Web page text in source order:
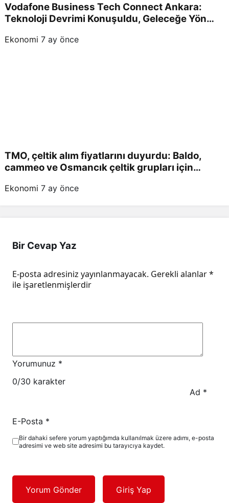
Vodafone Business Tech Connect Ankara:
Teknoloji Devrimi Konuşuldu, Geleceğe Yön
Ekonomi 7 ay önce
TMO, çeltik alım fiyatlarını duyurdu: Baldo,
cammeo ve Osmancık çeltik grupları için
Ekonomi 7 ay önce
Bir Cevap Yaz
E-posta adresiniz yayınlanmayacak. Gerekli alanlar*
ile işaretlenmişlerdir
Yorumunuz *
0/30 karakter
Ad *
E-Posta *
Bir dahaki sefere yorum yaptığımda kullanılmak üzere adımı, e-posta
adresimi ve web site adresimi bu tarayıcıya kaydet.
Yorum Gönder Giriş Yap